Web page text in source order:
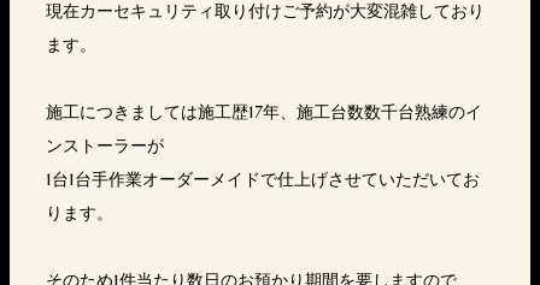
現在カーセキュリティ取り付けご予約が大変混雑しており
ます。
施工につきましては施工歴17年、施工台数数千台熟練のイ
ンストーラーが
1台1台手作業オーダーメイドで仕上げさせていただいてお
ります。
そのため1件当たり数日のお預かり期間を要しますので